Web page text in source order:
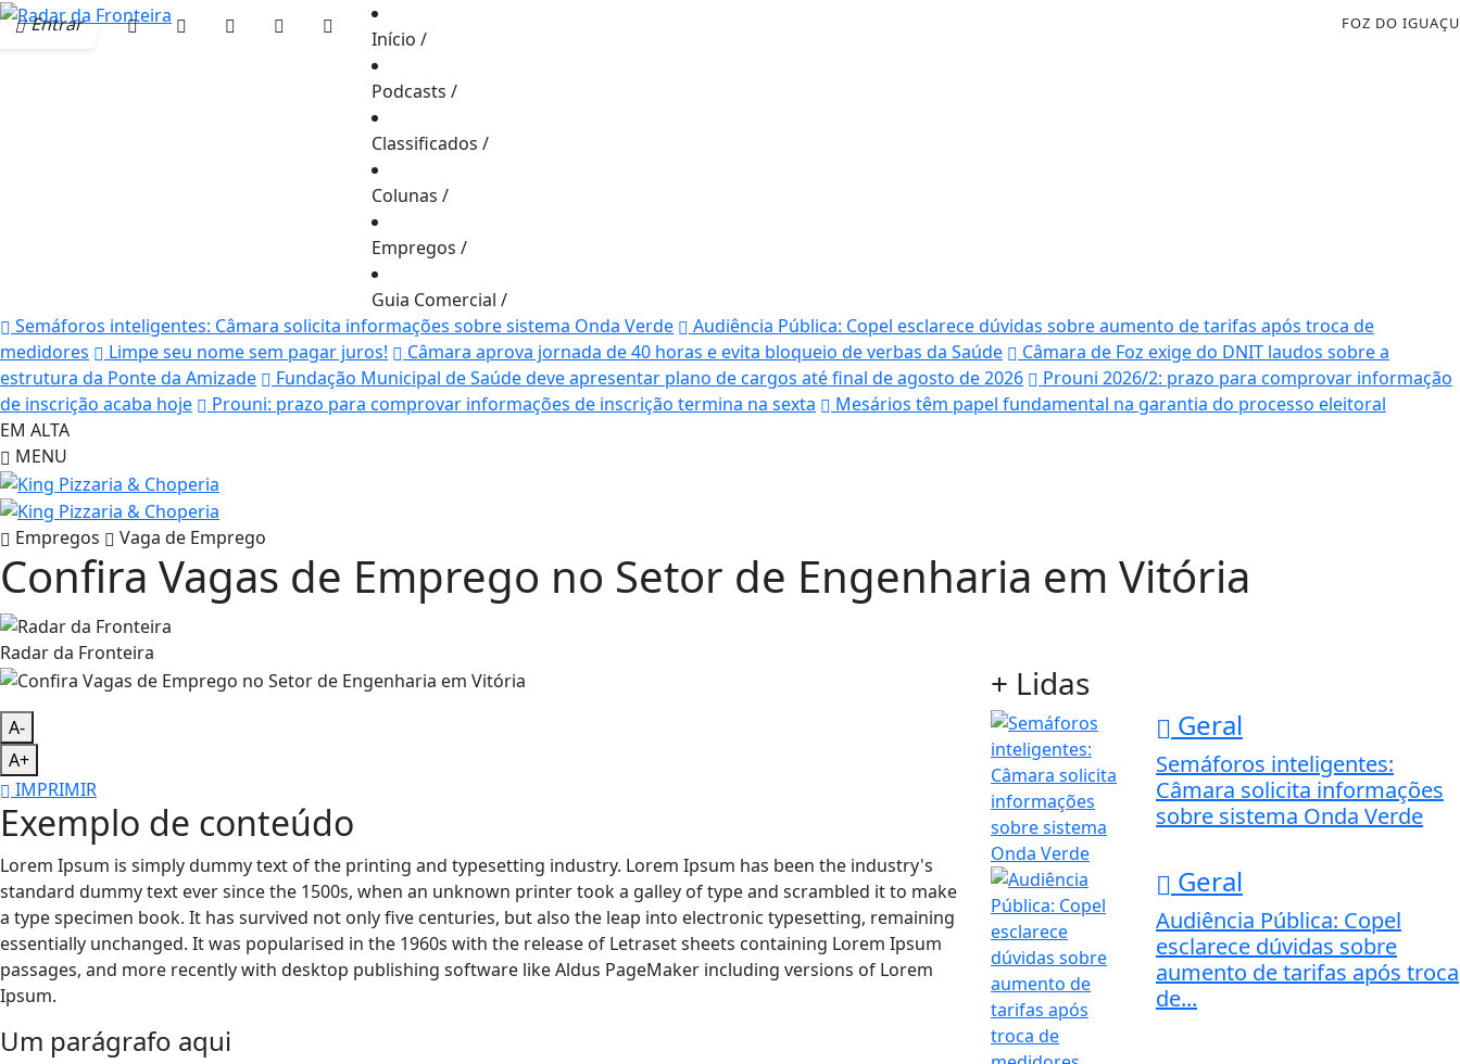
Entrar FOZ DO IGUAÇU
Início /
Podcasts /
Classificados /
Colunas /
Empregos /
Guia Comercial /
Semáforos inteligentes: Câmara solicita informações sobre sistema Onda Verde
Audiência Pública: Copel esclarece dúvidas sobre aumento de tarifas após troca de
medidores
Limpe seu nome sem pagar juros! Câmara aprova jornada de 40 horas e evita bloqueio de verbas da Saúde
Câmara de Foz exige do DNIT laudos sobre a
estrutura da Ponte da Amizade
Fundação Municipal de Saúde deve apresentar plano de cargos até final de agosto de 2026
Prouni 2026/2: prazo para comprovar informação
de inscrição acaba hoje
Prouni: prazo para comprovar informações de inscrição termina na sexta
Mesários têm papel fundamental na garantia do processo eleitoral
EM ALTA
MENU
Empregos Vaga de Emprego
Confira Vagas de Emprego no Setor de Engenharia em Vitória
Radar da Fronteira
A-
A+
IMPRIMIR
Exemplo de conteúdo
Lorem Ipsum is simply dummy text of the printing and typesetting industry. Lorem Ipsum has been the industry's
standard dummy text ever since the 1500s, when an unknown printer took a galley of type and scrambled it to make
a type specimen book. It has survived not only five centuries, but also the leap into electronic typesetting, remaining
essentially unchanged. It was popularised in the 1960s with the release of Letraset sheets containing Lorem Ipsum
passages, and more recently with desktop publishing software like Aldus PageMaker including versions of Lorem
Ipsum.
Um parágrafo aqui
+ Lidas
Geral
Semáforos inteligentes:
Câmara solicita informações
sobre sistema Onda Verde
Geral
Audiência Pública: Copel
esclarece dúvidas sobre
aumento de tarifas após troca
de...